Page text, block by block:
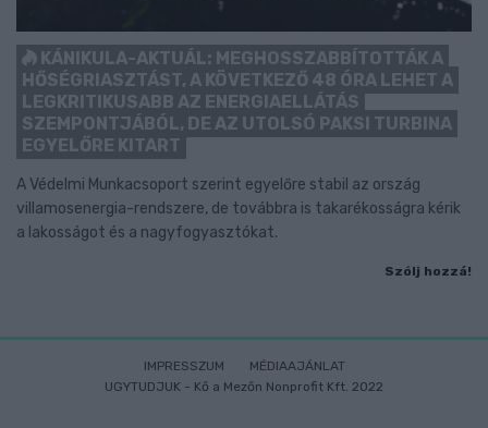
KÁNIKULA-AKTUÁL: MEGHOSSZABBÍTOTTÁK A
HŐSÉGRIASZTÁST, A KÖVETKEZŐ 48 ÓRA LEHET A
LEGKRITIKUSABB AZ ENERGIAELLÁTÁS
SZEMPONTJÁBÓL, DE AZ UTOLSÓ PAKSI TURBINA
EGYELŐRE KITART
A Védelmi Munkacsoport szerint egyelőre stabil az ország
villamosenergia-rendszere, de továbbra is takarékosságra kérik
a lakosságot és a nagyfogyasztókat.
Szólj hozzá!
IMPRESSZUM
MÉDIAAJÁNLAT
UGYTUDJUK - Kő a Mezőn Nonprofit Kft. 2022